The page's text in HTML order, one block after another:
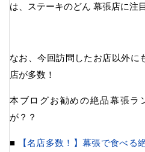
は、ステーキのどん 幕張店に注
なお、今回訪問したお店以外に
店が多数！
本ブログお勧めの絶品幕張ラ
が？？
■
【名店多数！】幕張で食べる